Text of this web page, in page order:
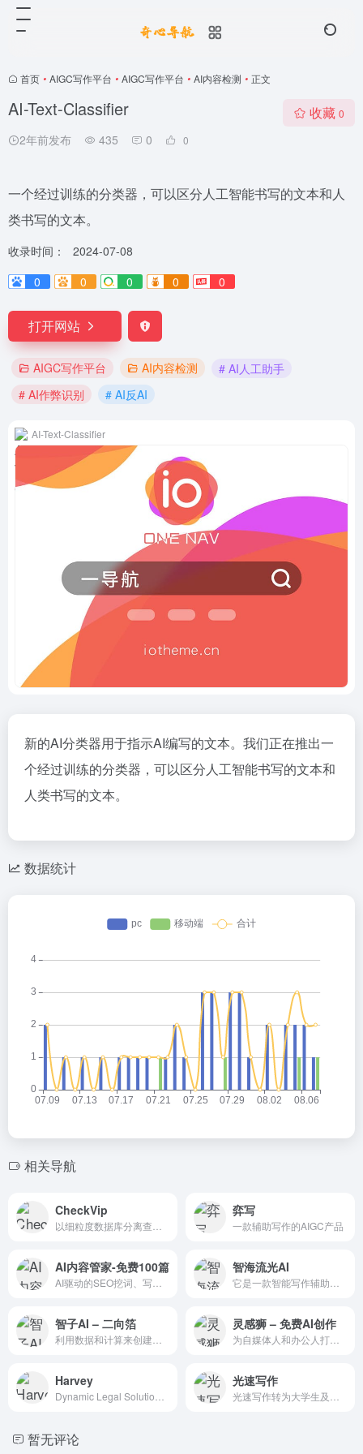
首页 • AIGC写作平台 • AIGC写作平台 • AI内容检测 • 正文
AI-Text-Classifier
2年前发布 435 0 0
收藏 0
一个经过训练的分类器，可以区分人工智能书写的文本和人
类书写的文本。
收录时间：
2024-07-08
0
0 0 0 0
打开网站
AIGC写作平台 AI内容检测
# AI人工助手
# AI作弊识别
# AI反AI
AI-Text-Classifier
新的AI分类器用于指示AI编写的文本。我们正在推出一
个经过训练的分类器，可以区分人工智能书写的文本和
人类书写的文本。
数据统计
相关导航
CheckVip 弈写
一款辅助写作的AIGC产品
AI内容管家-免费100篇 智海流光AI
智子AI – 二向箔 灵感狮 – 免费AI创作
Harvey 光速写作
暂无评论